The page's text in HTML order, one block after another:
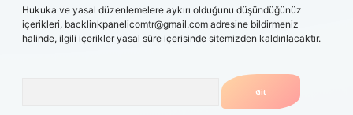
Hukuka ve yasal düzenlemelere aykırı olduğunu düşündüğünüz
içerikleri, backlinkpanelicomtr@gmail.com adresine bildirmeniz
halinde, ilgili içerikler yasal süre içerisinde sitemizden kaldırılacaktır.